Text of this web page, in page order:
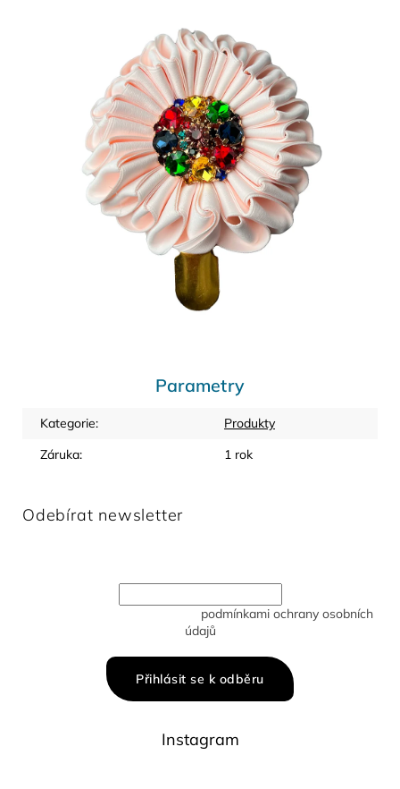
Parametry
Kategorie:
Produkty
Záruka: 1 rok
Odebírat newsletter
podmínkami ochrany osobních
údajů
Přihlásit se k odběru
Instagram